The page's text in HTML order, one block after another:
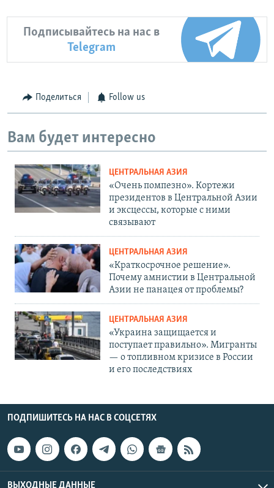
Подписывайтесь на нас в
Telegram
Поделиться Follow us
Вам будет интересно
ЦЕНТРАЛЬНАЯ АЗИЯ
«Очень помпезно». Кортежи
президентов в Центральной Азии
и эксцессы, которые с ними
связывают
ЦЕНТРАЛЬНАЯ АЗИЯ
«Краткосрочное решение».
Почему амнистии в Центральной
Азии не панацея от проблемы?
ЦЕНТРАЛЬНАЯ АЗИЯ
«Украина защищается и
поступает правильно». Мигранты
— о топливном кризисе в России
и его последствиях
ПОДПИШИТЕСЬ НА НАС В СОЦСЕТЯХ
ВЫХОДНЫЕ ДАННЫЕ